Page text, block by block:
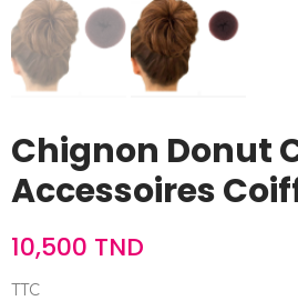
Chignon Donut
Accessoires
10,500 TND
TTC